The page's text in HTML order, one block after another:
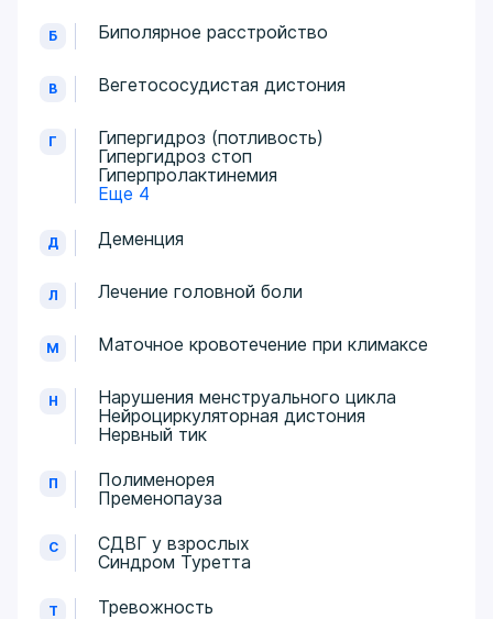
Б Биполярное расстройство
В Вегетососудистая дистония
Г
Гипергидроз (потливость)
Гипергидроз стоп
Гиперпролактинемия
Еще 4
Д Деменция
Л Лечение головной боли
М Маточное кровотечение при климаксе
Н
Нарушения менструального цикла
Нейроциркуляторная дистония
Нервный тик
П
Полименорея
Пременопауза
С
СДВГ у взрослых
Синдром Туретта
Т Тревожность